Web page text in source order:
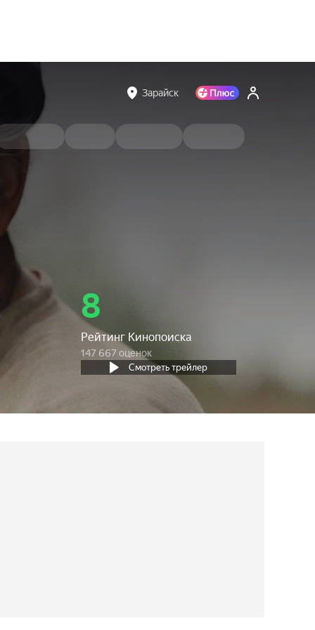
Зарайск
8
Рейтинг Кинопоиска
147 667 оценок
Смотреть трейлер